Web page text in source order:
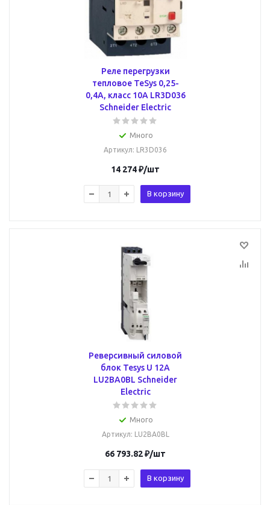
Реле перегрузки
тепловое TeSys 0,25-
0,4А, класс 10A LR3D036
Schneider Electric
Много
Артикул: LR3D036
14 274₽/шт
В корзину
Реверсивный силовой
блок Tesys U 12А
LU2BA0BL Schneider
Electric
Много
Артикул: LU2BA0BL
66 793.82₽/шт
В корзину